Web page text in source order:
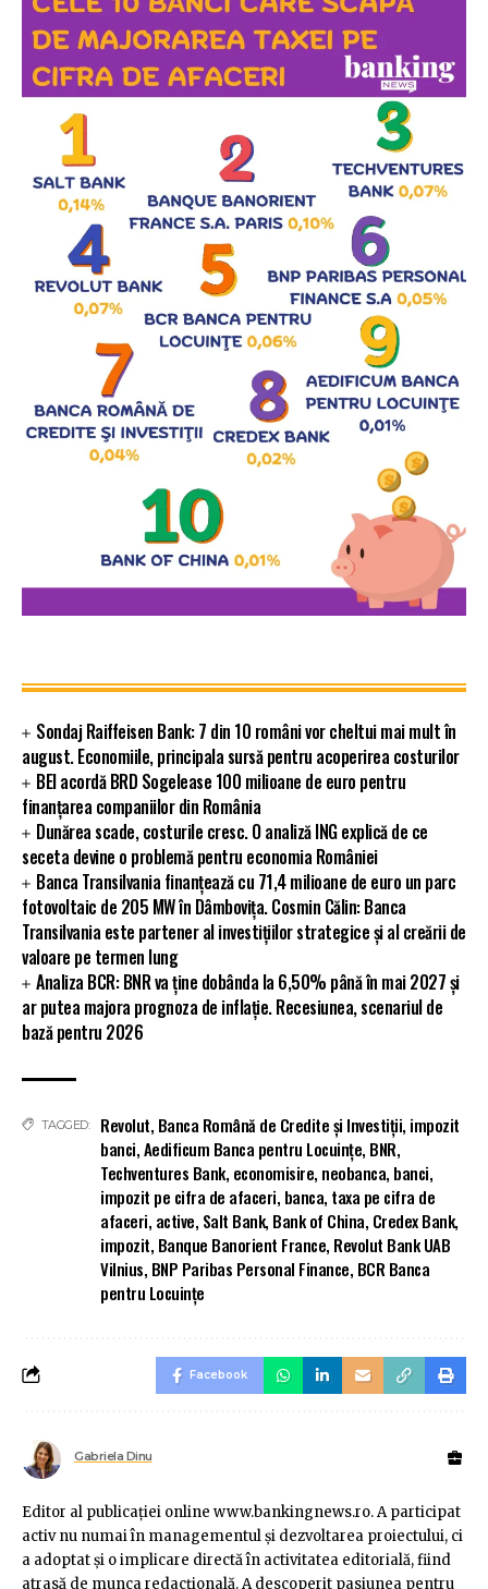
Sondaj Raiffeisen Bank: 7 din 10 români vor cheltui mai mult în
august. Economiile, principala sursă pentru acoperirea costurilor
BEI acordă BRD Sogelease 100 milioane de euro pentru
finanțarea companiilor din România
Dunărea scade, costurile cresc. O analiză ING explică de ce
seceta devine o problemă pentru economia României
Banca Transilvania finanțează cu 71,4 milioane de euro un parc
fotovoltaic de 205 MW în Dâmbovița. Cosmin Călin: Banca
Transilvania este partener al investițiilor strategice și al creării de
valoare pe termen lung
Analiza BCR: BNR va ține dobânda la 6,50% până în mai 2027 și
ar putea majora prognoza de inflație. Recesiunea, scenariul de
bază pentru 2026
TAGGED: Revolut, Banca Română de Credite şi Investiţii, impozit
banci,Aedificum Banca pentru Locuinţe, BNR,
Techventures Bank, economisire, neobanca, banci,
impozit pe cifra de afaceri, banca, taxa pe cifra de
afaceri, active, Salt Bank, Bank of China, Credex Bank,
impozit, Banque Banorient France, Revolut Bank UAB
Vilnius, BNP Paribas Personal Finance, BCR Banca
pentru Locuinţe
Facebook
Gabriela Dinu
Editor al publicaţiei online www.bankingnews.ro. A participat
activ nu numai în managementul şi dezvoltarea proiectului, ci
a adoptat şi o implicare directă în activitatea editorială, fiind
atrasă de munca redacţională. A descoperit pasiunea pentru